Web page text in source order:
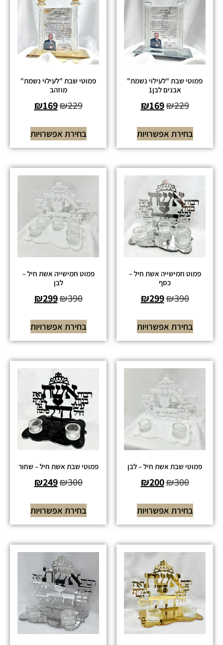
פמוטי שבת "לעילוי נשמת"
אבנים לבן1
₪229
₪169
בחירת אפשרויות
פמוטי שבת "לעילוי נשמת"
מוזהב
₪229
₪169
בחירת אפשרויות
פמוט חמישייה אשת חיל –
כסף
₪390
₪299
בחירת אפשרויות
פמוט חמישייה אשת חיל –
לבן
₪390
₪299
בחירת אפשרויות
פמוטי שבת אשת חיל – לבן
₪300
₪200
בחירת אפשרויות
פמוטי שבת אשת חיל – שחור
₪300
₪249
בחירת אפשרויות